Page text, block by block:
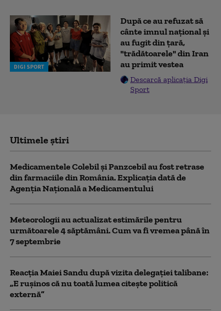
DIGI SPORT
După ce au refuzat să
cânte imnul naţional şi
au fugit din ţară,
"trădătoarele" din Iran
au primit vestea
Descarcă aplicația Digi
Sport
Ultimele știri
Medicamentele Colebil și Panzcebil au fost retrase
din farmaciile din România. Explicația dată de
Agenția Națională a Medicamentului
Meteorologii au actualizat estimările pentru
următoarele 4 săptămâni. Cum va fi vremea până în
7 septembrie
Reacția Maiei Sandu după vizita delegaţiei talibane:
„E ruşinos că nu toată lumea citeşte politică
externă”